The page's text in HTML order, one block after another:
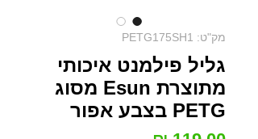
מק"ט: PETG175SH1
גליל פילמנט איכותי
מתוצרת Esun מסוג
PETG בצבע אפור